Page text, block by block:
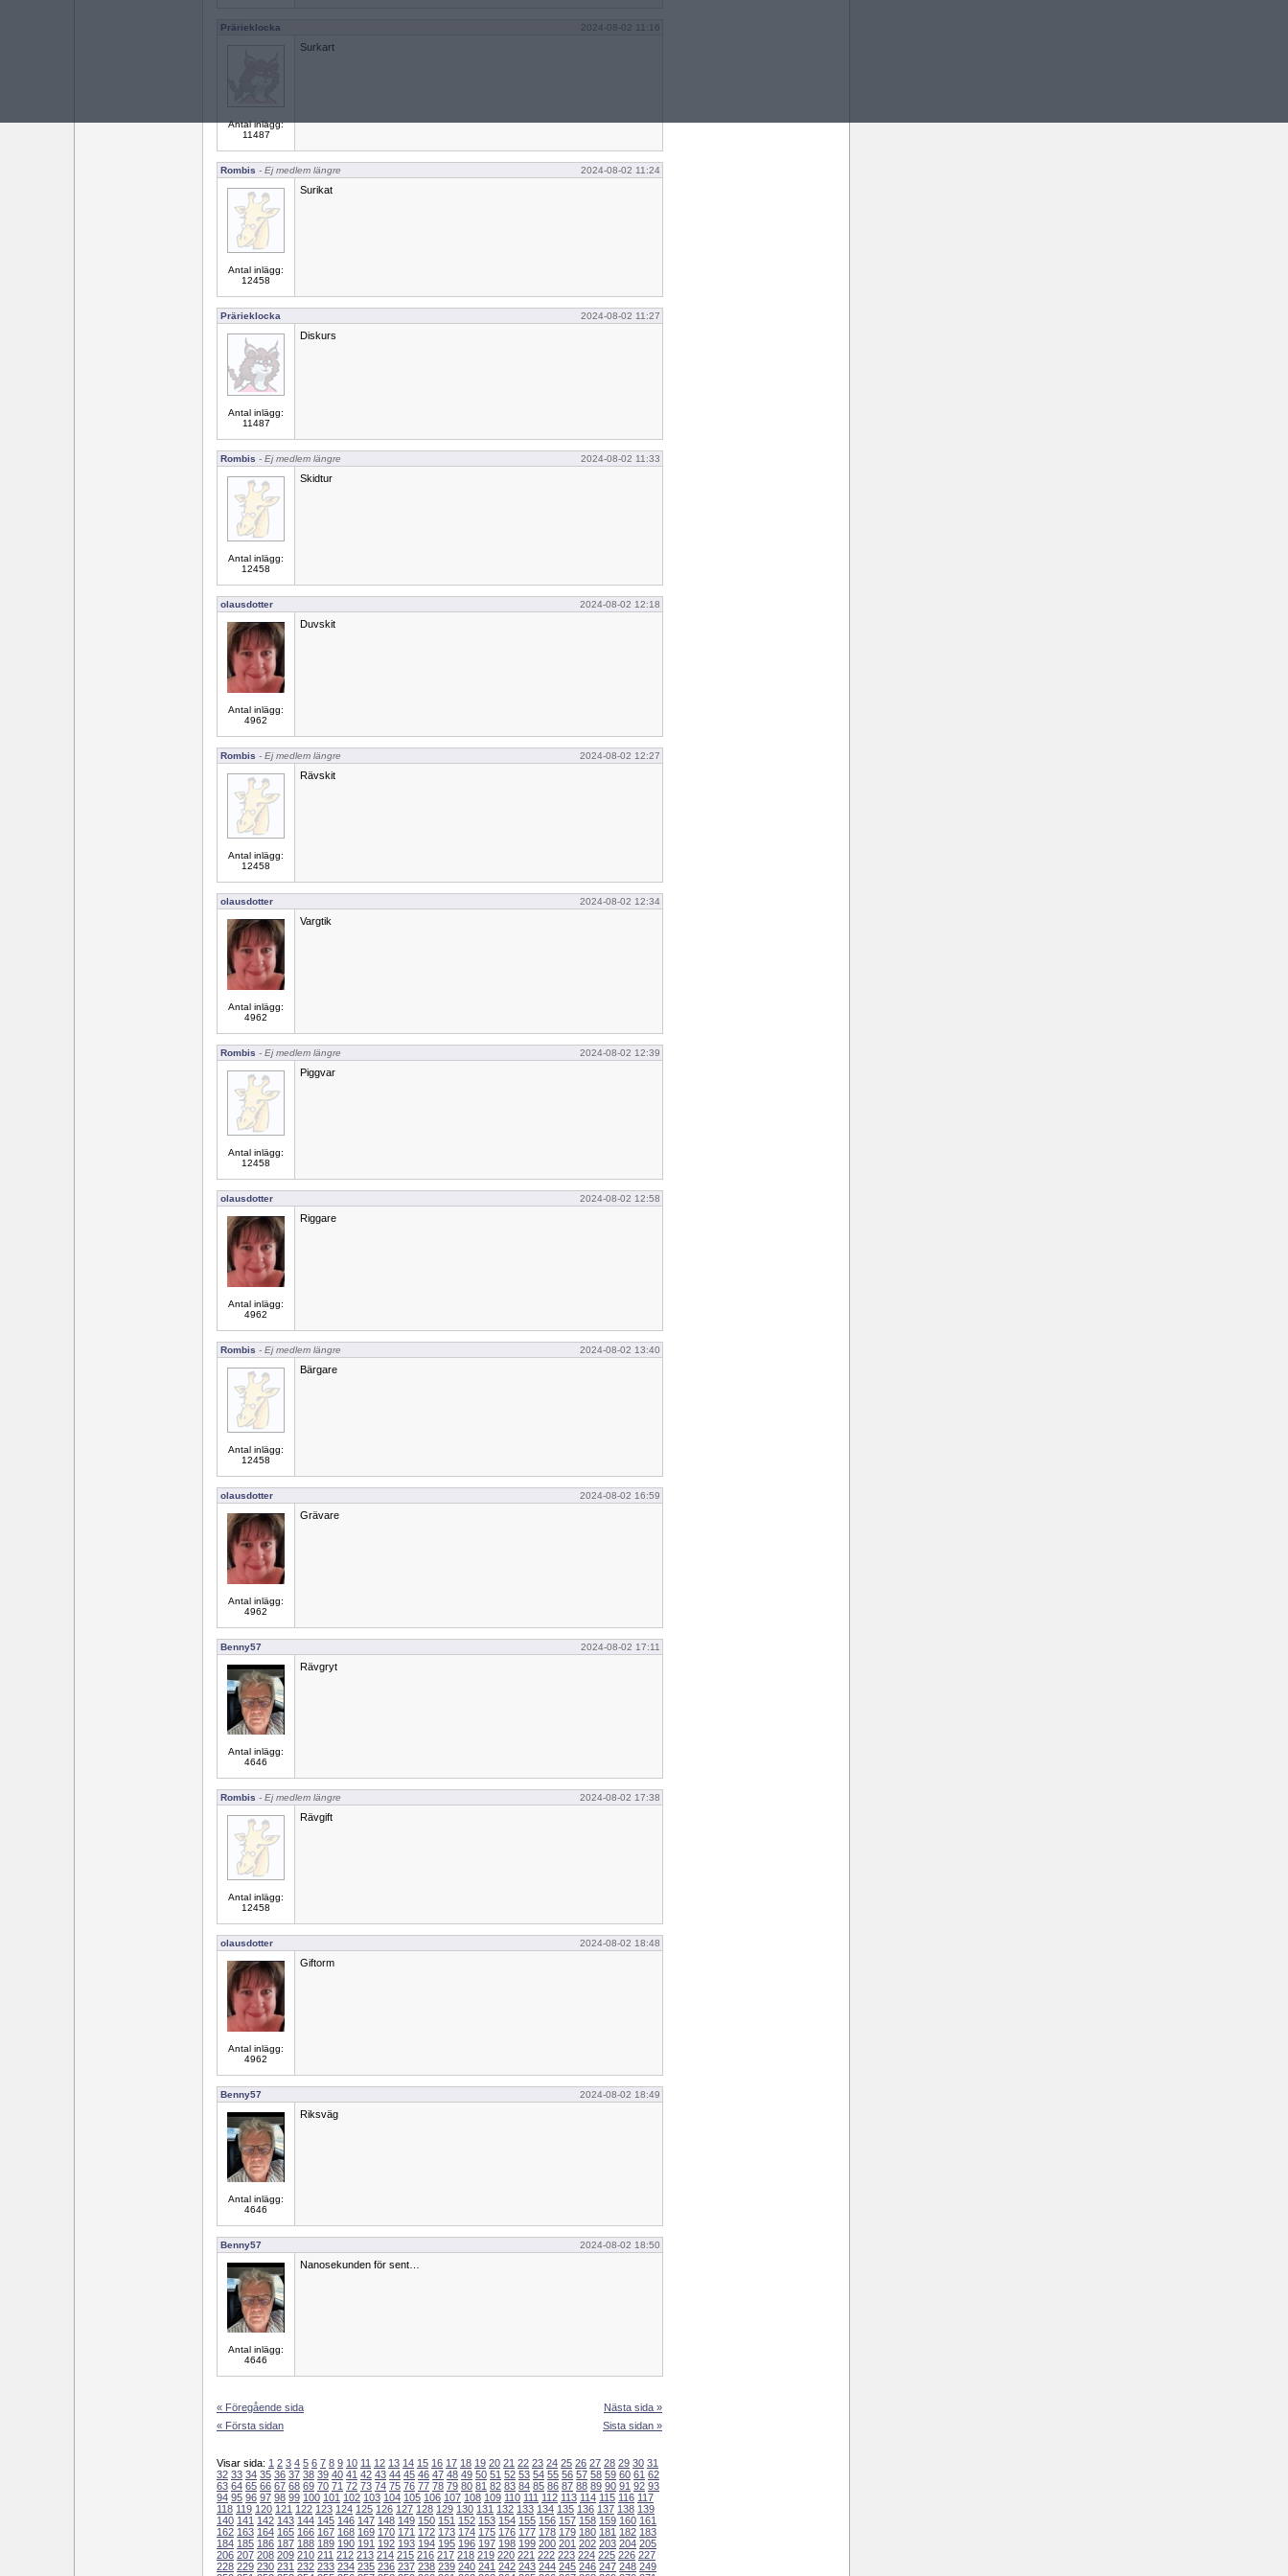
Prärieklocka 2024-08-02 11:16
Antal inlägg:
11487
Surkart
Rombis - Ej medlem längre 2024-08-02 11:24
Antal inlägg:
12458
Surikat
Prärieklocka 2024-08-02 11:27
Antal inlägg:
11487
Diskurs
Rombis - Ej medlem längre 2024-08-02 11:33
Antal inlägg:
12458
Skidtur
olausdotter 2024-08-02 12:18
Antal inlägg:
4962
Duvskit
Rombis - Ej medlem längre 2024-08-02 12:27
Antal inlägg:
12458
Rävskit
olausdotter 2024-08-02 12:34
Antal inlägg:
4962
Vargtik
Rombis - Ej medlem längre 2024-08-02 12:39
Antal inlägg:
12458
Piggvar
olausdotter 2024-08-02 12:58
Antal inlägg:
4962
Riggare
Rombis - Ej medlem längre 2024-08-02 13:40
Antal inlägg:
12458
Bärgare
olausdotter 2024-08-02 16:59
Antal inlägg:
4962
Grävare
Benny57 2024-08-02 17:11
Antal inlägg:
4646
Rävgryt
Rombis - Ej medlem längre 2024-08-02 17:38
Antal inlägg:
12458
Rävgift
olausdotter 2024-08-02 18:48
Antal inlägg:
4962
Giftorm
Benny57 2024-08-02 18:49
Antal inlägg:
4646
Riksväg
Benny57 2024-08-02 18:50
Antal inlägg:
4646
Nanosekunden för sent…
« Föregående sida
« Första sidan
Nästa sida »
Sista sidan »
Visar sida: 1 2 3 4 5 6 7 8 9 10 11 12 13 14 15 16 17 18 19 20 21 22 23 24 25 26 27 28 29 30 31
32 33 34 35 36 37 38 39 40 41 42 43 44 45 46 47 48 49 50 51 52 53 54 55 56 57 58 59 60 61 62
63 64 65 66 67 68 69 70 71 72 73 74 75 76 77 78 79 80 81 82 83 84 85 86 87 88 89 90 91 92 93
94 95 96 97 98 99 100 101 102 103 104 105 106 107 108 109 110 111 112 113 114 115 116 117
118 119 120 121 122 123 124 125 126 127 128 129 130 131 132 133 134 135 136 137 138 139
140 141 142 143 144 145 146 147 148 149 150 151 152 153 154 155 156 157 158 159 160 161
162 163 164 165 166 167 168 169 170 171 172 173 174 175 176 177 178 179 180 181 182 183
184 185 186 187 188 189 190 191 192 193 194 195 196 197 198 199 200 201 202 203 204 205
206 207 208 209 210 211 212 213 214 215 216 217 218 219 220 221 222 223 224 225 226 227
228 229 230 231 232 233 234 235 236 237 238 239 240 241 242 243 244 245 246 247 248 249